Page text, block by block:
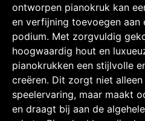
ontworpen pianokruk kan
en verfijning toevoegen
podium. Met zorgvuldig
hoogwaardig hout en
pianokrukken een stijlvolle
creëren. Dit zorgt niet
speelervaring, maar maakt
en draagt bij aan de